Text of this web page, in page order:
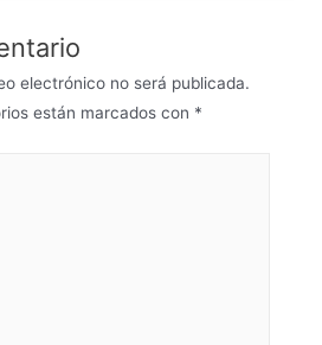
electrónico no será publicada.
están marcados con *